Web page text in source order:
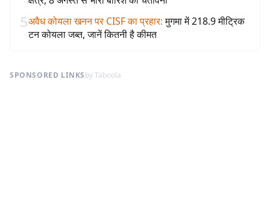
5अवैध कोयला खनन पर CISF का प्रहार: मुगमा में 218.9 मीट्रिक
टन कोयला जब्त, जानें कितनी है कीमत
SPONSORED LINKSby Taboola